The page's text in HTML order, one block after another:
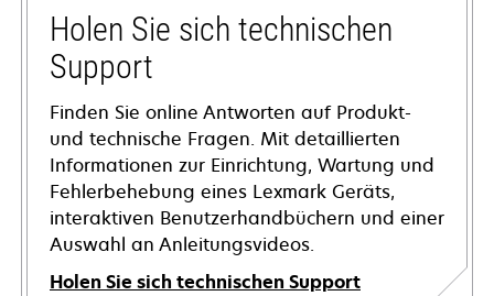
Holen Sie sich technischen
Support
Finden Sie online Antworten auf Produkt-
und technische Fragen. Mit detaillierten
Informationen zur Einrichtung, Wartung und
Fehlerbehebung eines Lexmark Geräts,
interaktiven Benutzerhandbüchern und einer
Auswahl an Anleitungsvideos.
Holen Sie sich technischen Support